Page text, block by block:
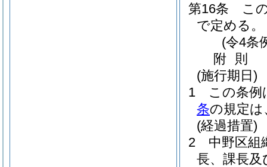
第16条
こ
で定める。
(令4条
附 則
(施行期日)
1
この条例
条の規定は
(経過措置)
2
中野区組
長、課長